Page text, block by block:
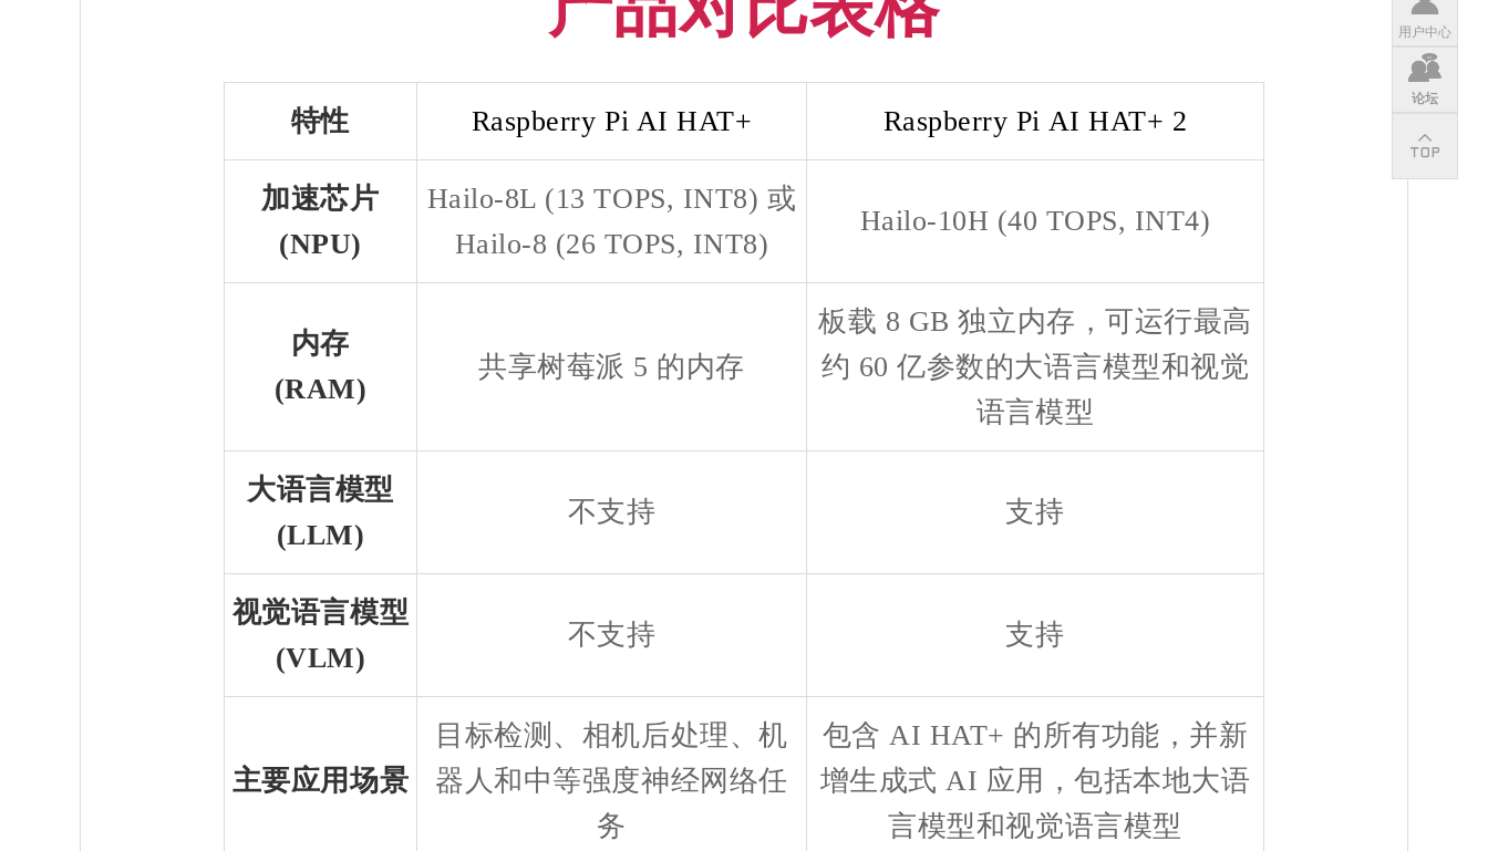
用户中心
论坛
特性 Raspberry Pi AI HAT+ Raspberry Pi AI HAT+ 2
加速芯片
(NPU)
Hailo-8L (13 TOPS, INT8) 或
Hailo-8 (26 TOPS, INT8)
Hailo-10H (40 TOPS, INT4)
内存
(RAM)
共享树莓派 5 的内存
板载 8 GB 独立内存，可运行最高
约 60 亿参数的大语言模型和视觉
语言模型
大语言模型
(LLM)
不支持 支持
视觉语言模型
(VLM)
不支持 支持
主要应用场景
目标检测、相机后处理、机
器人和中等强度神经网络任
务
包含 AI HAT+ 的所有功能，并新
增生成式 AI 应用，包括本地大语
言模型和视觉语言模型